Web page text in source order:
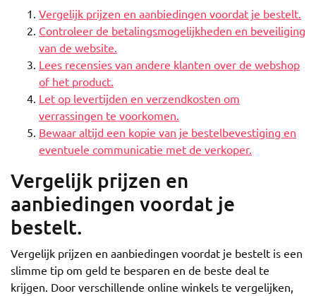
Vergelijk prijzen en aanbiedingen voordat je bestelt.
Controleer de betalingsmogelijkheden en beveiliging
van de website.
Lees recensies van andere klanten over de webshop
of het product.
Let op levertijden en verzendkosten om
verrassingen te voorkomen.
Bewaar altijd een kopie van je bestelbevestiging en
eventuele communicatie met de verkoper.
Vergelijk prijzen en
aanbiedingen voordat je
bestelt.
Vergelijk prijzen en aanbiedingen voordat je bestelt is een
slimme tip om geld te besparen en de beste deal te
krijgen. Door verschillende online winkels te vergelijken,